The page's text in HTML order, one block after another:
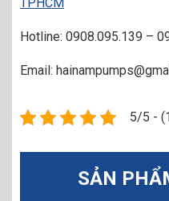
Hotline: 0908.095.139 –
Email:
5/5 -
SẢN